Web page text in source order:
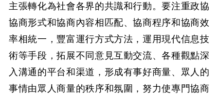
主張轉化為社會各界的共識和行動。要注重政協
協商形式和協商內容相匹配、協商程序和協商效
率相統一，豐富運行方式方法，運用現代信息技
術等手段，拓展不同意見互動交流、各種觀點深
入溝通的平台和渠道，形成有事好商量、眾人的
事情由眾人商量的秩序和氛圍，努力使專門協商